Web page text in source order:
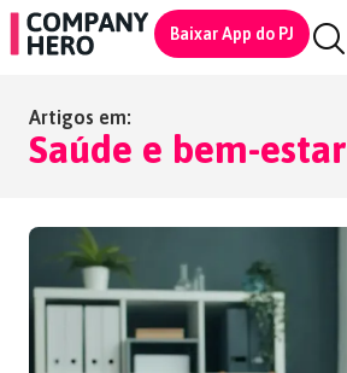
Baixar App do PJ
Artigos em:
Saúde e bem-estar